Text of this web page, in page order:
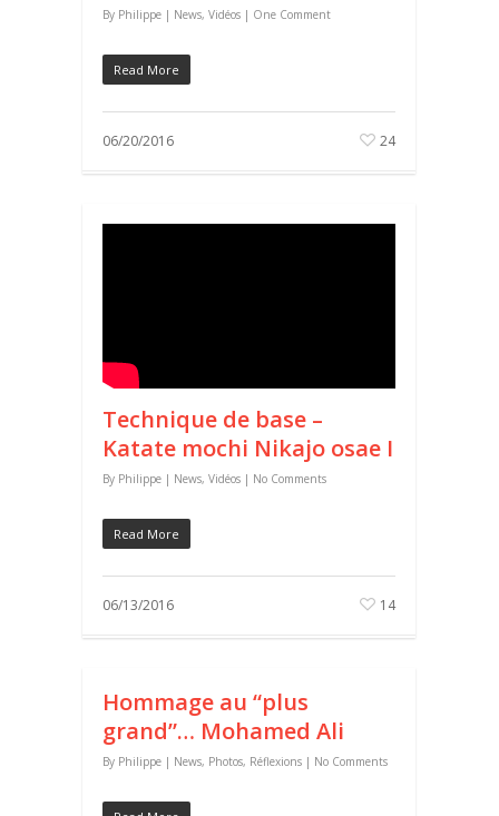
By Philippe | News, Vidéos | One Comment
Read More
06/20/2016 24
Technique de base –
Katate mochi Nikajo osae I
By Philippe | News, Vidéos | No Comments
Read More
06/13/2016 14
Hommage au “plus
grand”… Mohamed Ali
By Philippe | News, Photos, Réflexions | No Comments